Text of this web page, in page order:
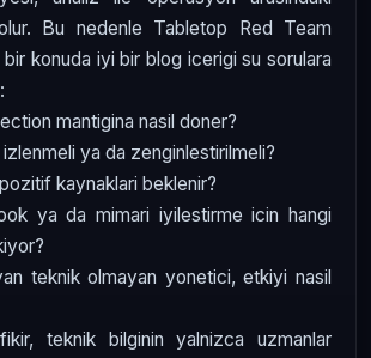
Bu nedenle Tabletop Red Team
bir konuda iyi bir blog icerigi su sorulara
mantigina nasil doner?
izlenmeli ya da zenginlestirilmeli?
kaynaklari beklenir?
ya da mimari iyilestirme icin hangi
teknik olmayan yonetici, etkiyi nasil
teknik bilginin yalnizca uzmanlar